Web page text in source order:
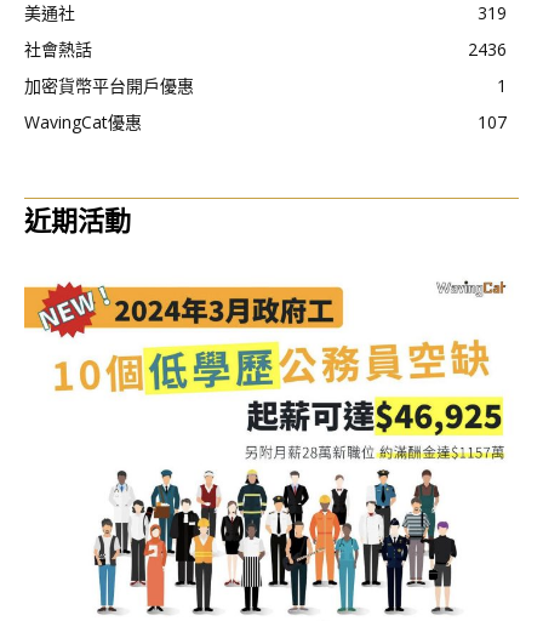
美通社
319
社會熱話
2436
加密貨幣平台開戶優惠
1
WavingCat優惠
107
近期活動